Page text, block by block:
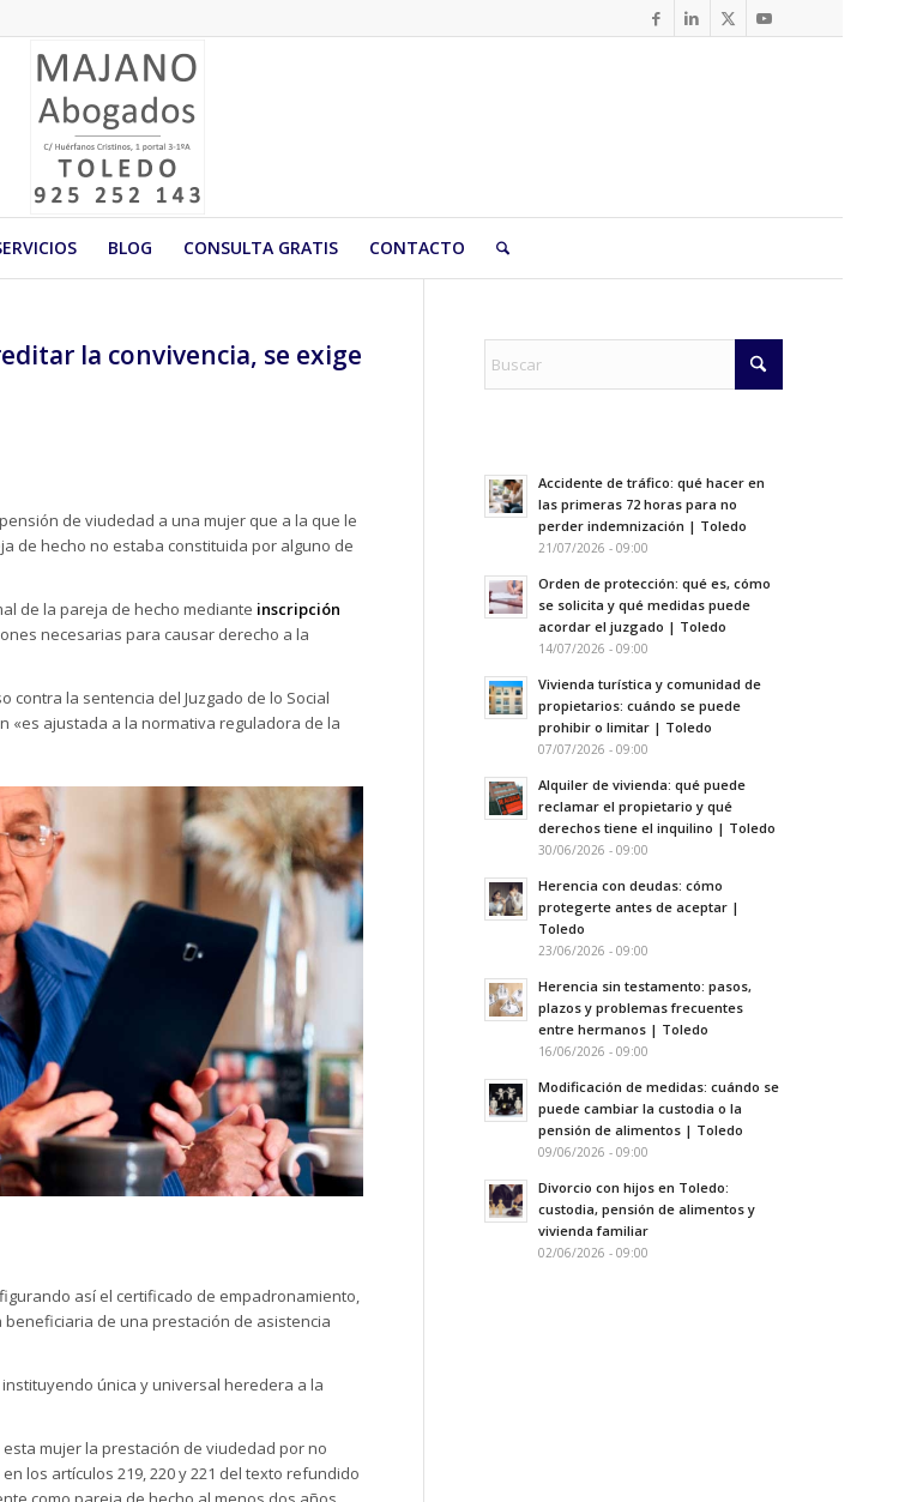
BLOG CONSULTA GRATIS CONTACTO
la convivencia, se exige
de viudedad a una mujer que a la que le
de hecho no estaba constituida por alguno de
de la pareja de hecho mediante inscripción
necesarias para causar derecho a la
contra la sentencia del Juzgado de lo Social
«es ajustada a la normativa reguladora de la
así el certificado de empadronamiento,
de una prestación de asistencia
única y universal heredera a la
esta mujer la prestación de viudedad por no
los artículos 219, 220 y 221 del texto refundido
Accidente de tráfico: qué hacer en
las primeras 72 horas para no
perder indemnización | Toledo
21/07/2026 - 09:00
Orden de protección: qué es, cómo
se solicita y qué medidas puede
acordar el juzgado | Toledo
14/07/2026 - 09:00
Vivienda turística y comunidad de
propietarios: cuándo se puede
prohibir o limitar | Toledo
07/07/2026 - 09:00
Alquiler de vivienda: qué puede
reclamar el propietario y qué
derechos tiene el inquilino | Toledo
30/06/2026 - 09:00
Herencia con deudas: cómo
protegerte antes de aceptar |
Toledo
23/06/2026 - 09:00
Herencia sin testamento: pasos,
plazos y problemas frecuentes
entre hermanos | Toledo
16/06/2026 - 09:00
Modificación de medidas: cuándo se
puede cambiar la custodia o la
pensión de alimentos | Toledo
09/06/2026 - 09:00
Divorcio con hijos en Toledo:
custodia, pensión de alimentos y
vivienda familiar
02/06/2026 - 09:00